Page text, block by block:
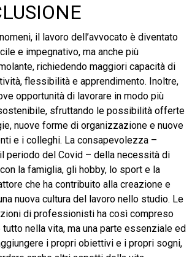
il lavoro dell’avvocato è diventato
e impegnativo, ma anche più
richiedendo maggiori capacità di
flessibilità e apprendimento. Inoltre,
opportunità di lavorare in modo più
sfruttando le possibilità offerte
nuove forme di organizzazione e nuove
e i colleghi. La consapevolezza –
periodo del Covid – della necessità di
la famiglia, gli hobby, lo sport e la
che ha contribuito alla creazione e
nuova cultura del lavoro nello studio. Le
di professionisti ha così compreso
tutto nella vita, ma una parte essenziale ed
i propri obiettivi e i propri sogni,